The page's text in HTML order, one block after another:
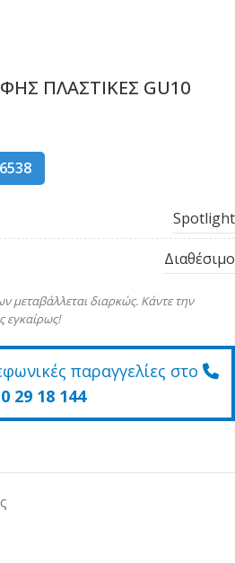
ΠΛΑΣΤΙΚΕΣ GU10
6538
Spotlight
Διαθέσιμο
μεταβάλλεται διαρκώς. Κάντε την
εγκαίρως!
παραγγελίες στο
29 18 144